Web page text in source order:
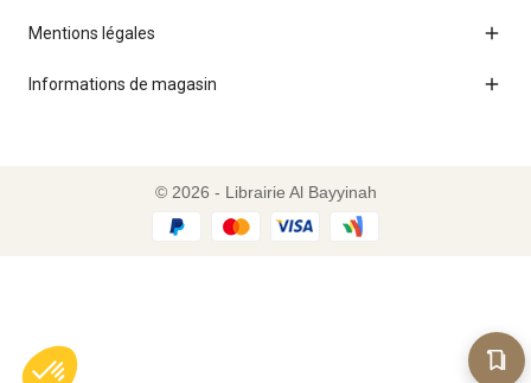
Mentions légales 
Informations de magasin 
© 2026 - Librairie Al Bayyinah